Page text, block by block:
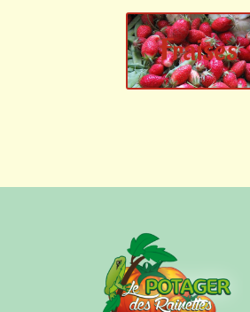
Fraises